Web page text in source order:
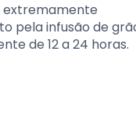
extremamente
pela infusão de
de 12 a 24 horas.